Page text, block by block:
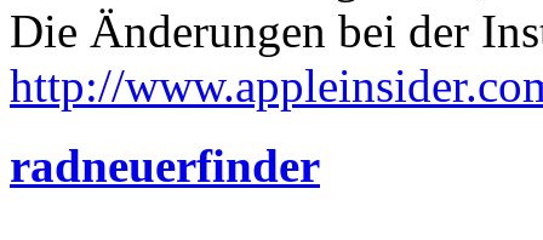
Die Änderungen bei der
http://
radneuerfinder